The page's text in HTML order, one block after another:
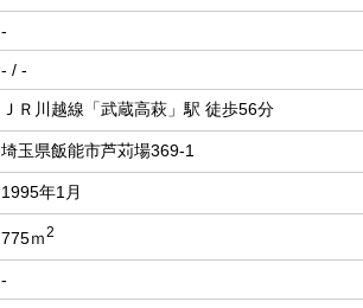
-
- / -
ＪＲ川越線「武蔵高萩」駅 徒歩56分
埼玉県飯能市芦苅場369-1
1995年1月
775ｍ2
-